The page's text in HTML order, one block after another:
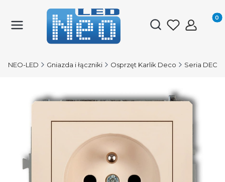
Otwórz
NEO-LED Gniazda i łączniki Osprzęt Karlik Deco Seria